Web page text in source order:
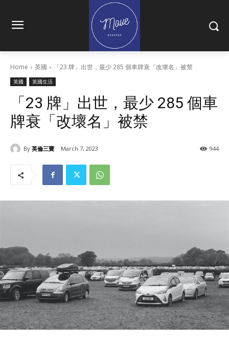
Home 英國 「23 牌」出世，最少 285 個車牌衰「改壞名」被禁
英國 英國生活
「23 牌」出世，最少 285 個車
牌衰「改壞名」被禁
By 英倫三寶 March 7, 2023 944